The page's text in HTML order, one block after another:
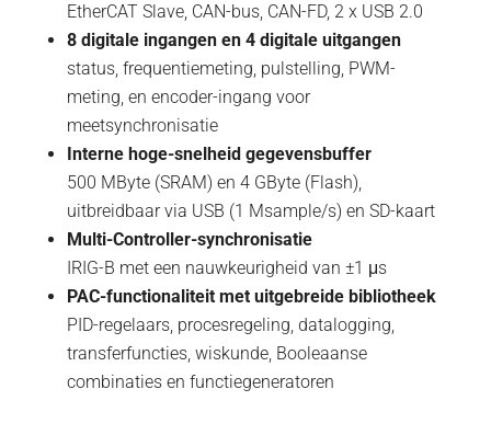
EtherCAT Slave, CAN-bus, CAN-FD, 2 x USB 2.0
8 digitale ingangen en 4 digitale uitgangen
status, frequentiemeting, pulstelling, PWM-
meting, en encoder-ingang voor
meetsynchronisatie
Interne hoge-snelheid gegevensbuffer
500 MByte (SRAM) en 4 GByte (Flash),
uitbreidbaar via USB (1 Msample/s) en SD-kaart
Multi-Controller-synchronisatie
IRIG-B met een nauwkeurigheid van ±1 μs
PAC-functionaliteit met uitgebreide bibliotheek
PID-regelaars, procesregeling, datalogging,
transferfuncties, wiskunde, Booleaanse
combinaties en functiegeneratoren